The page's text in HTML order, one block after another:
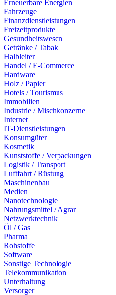
Erneuerbare Energien
Fahrzeuge
Finanzdienstleistungen
Freizeitprodukte
Gesundheitswesen
Getränke / Tabak
Halbleiter
Handel / E-Commerce
Hardware
Holz / Papier
Hotels / Tourismus
Immobilien
Industrie / Mischkonzerne
Internet
IT-Dienstleistungen
Konsumgüter
Kosmetik
Kunststoffe / Verpackungen
Logistik / Transport
Luftfahrt / Rüstung
Maschinenbau
Medien
Nanotechnologie
Nahrungsmittel / Agrar
Netzwerktechnik
Öl / Gas
Pharma
Rohstoffe
Software
Sonstige Technologie
Telekommunikation
Unterhaltung
Versorger